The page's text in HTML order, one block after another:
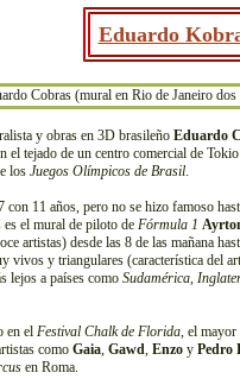
Eduardo
y obras en 3D brasileño Eduardo
el tejado de un centro comercial de
los Juegos Olímpicos de Brasil.
con 11 años, pero no se hizo famoso
es el mural de piloto de Fórmula 1
artistas) desde las 8 de las mañana
vivos y triangulares (característica del
lejos a países como Sudamérica,
en el Festival Chalk de Florida, el mayor
como Gaia, Gawd, Enzo y Pedro
en Roma.